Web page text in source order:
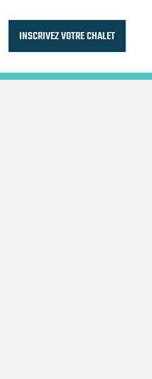
INSCRIVEZ VOTRE CHALET